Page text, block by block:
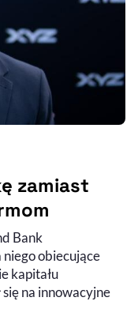
zamiast
Bank
obiecujące
kapitału
na innowacyjne